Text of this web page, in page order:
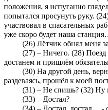
положения, я испуганно
попытался просунуть руку.
участвовал в спасательных
уже скоро будет наша
(26) Лётчик обнял меня
(27) – Ничего. (28)
достанем и пришлём
(30) На другой день,
раздеваясь, прошёл к моей
(31) – Не спишь? (32)
(33) – Достал?
(34) – Достал, достал… -